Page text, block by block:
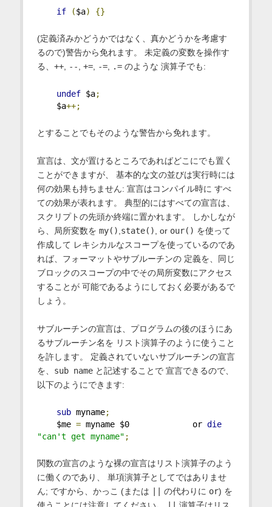
if ($a) {}
(定義済みかどうかではなく、真かどうかを考慮す
るので)警告から免れます。 未定義の変数を操作す
る、 ++, -- +=, -=, .=のような 演算子でも:
undef $a;
$a++;
とすることでもそのような警告から免れます。
宣言は、文が置けるところであればどこにでも置く
ことができますが、 基本的な文の並びは実行時には
何の効果も持ちません: 宣言はコンパイル時に すべ
ての効果が表れます。 典型的にはすべての宣言は、
スクリプトの先頭か終端に置かれます。 しかしなが
ら、局所変数を my() state() , or our() を使って
作成して レキシカルなスコープを使っているのであ
れば、フォーマットやサブルーチンの 定義を、同じ
ブロックのスコープの中でその局所変数にアクセス
することが 可能であるようにしておく必要があるで
しょう。
サブルーチンの宣言は、プログラムの後のほうにあ
るサブルーチン名を リスト演算子のように使うこと
を許します。 定義されていないサブルーチンの宣言
を、 sub nameと記述することで 宣言できるので、
以下のようにできます:
sub myname;
$me = myname $0             or die
"can't get myname" ;
関数の宣言のような裸の宣言はリスト演算子のよう
に働くのであり、 単項演算子としてではありませ
ん; ですから、かっこ (または
の代わりに or) を